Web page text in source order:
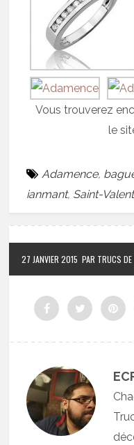
Vous trouverez
le
Adamence,
ianmant, Saint-
27 JANVIER 2015 PAR TRUCS DE